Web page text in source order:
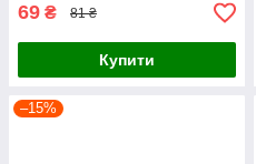
69 ₴ 81 ₴
Купити
–15%